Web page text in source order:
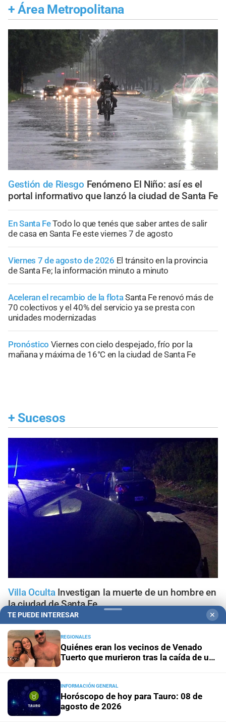
+ Área Metropolitana
Gestión de Riesgo Fenómeno El Niño: así es el
portal informativo que lanzó la ciudad de Santa Fe
En Santa FeTodo lo que tenés que saber antes de salir
de casa en Santa Fe este viernes 7 de agosto
Viernes 7 de agosto de 2026 El tránsito en la provincia
de Santa Fe; la información minuto a minuto
Aceleran el recambio de la flotaSanta Fe renovó más de
70 colectivos y el 40% del servicio ya se presta con
unidades modernizadas
Pronóstico Viernes con cielo despejado, frío por la
mañana y máxima de 16°C en la ciudad de Santa Fe
+ Sucesos
Villa Oculta Investigan la muerte de un hombre en
la ciudad de Santa Fe
Hay siete heridos
metros de La Bombonera
TribunalesPrisión preventiva para dos hermanos
acusados por un brutal asalto contra un adolescente en
Santa Fe
Allanamientos simultáneos
TE PUEDE INTERESAR ✕
REGIONALES
Quiénes eran los vecinos de Venado
Tuerto que murieron tras la caída de un
INFORMACIÓN GENERAL
Horóscopo de hoy para Tauro: 08 de
agosto de 2026